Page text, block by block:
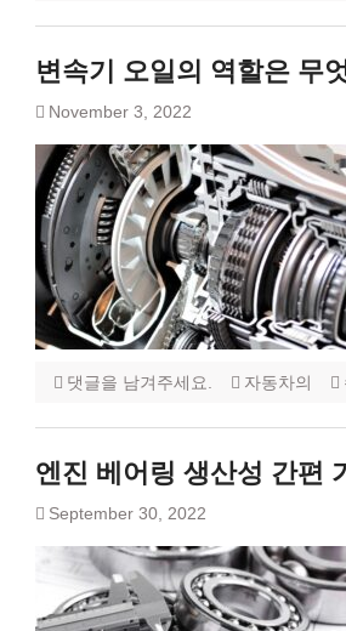
변속기 오일의 역할은 무
November 3, 2022
댓글을 남겨주세요. 자동차의
엔진 베어링 생산성 간편
September 30, 2022